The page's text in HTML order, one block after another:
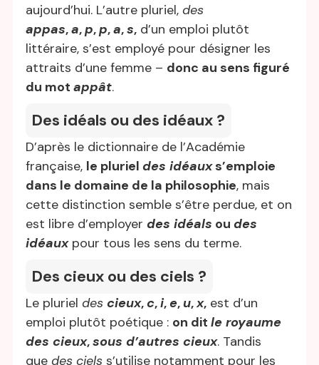
aujourd’hui. L’autre pluriel, des
appas,a,p,p,a,s, d’un emploi plutôt
littéraire, s’est employé pour désigner les
attraits d’une femme – donc au sens figuré
du mot appât.
Des idéals ou des idéaux ?
D’après le dictionnaire de l’Académie
française, le pluriel des idéauxs’emploie
dans le domaine de la philosophie, mais
cette distinction semble s’être perdue, et on
est libre d’employer des idéals ou des
idéauxpour tous les sens du terme.
Des cieux ou des ciels ?
Le pluriel des cieux,c,i,e, u,x, est d’un
emploi plutôt poétique : on dit le royaume
des cieux,sous d’autres cieux. Tandis
que des ciels s’utilise notamment pour les